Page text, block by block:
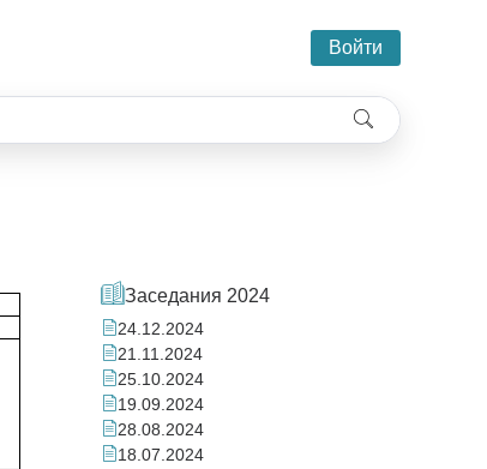
Войти
Заседания 2024
24.12.2024
21.11.2024
25.10.2024
19.09.2024
28.08.2024
18.07.2024